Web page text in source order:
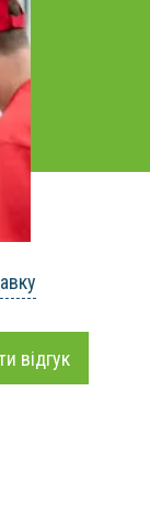
відгук